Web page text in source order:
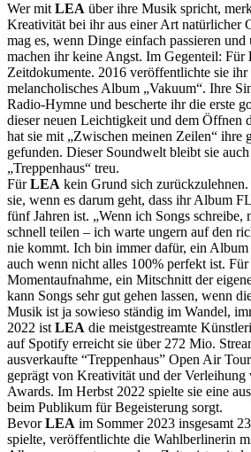
Wer mit LEA über ihre Musik spricht,
Kreativität bei ihr aus einer Art natürlicher
mag es, wenn Dinge einfach passieren und
machen ihr keine Angst. Im Gegenteil: Für
Zeitdokumente. 2016 veröffentlichte sie ihr
melancholisches Album „Vakuum“. Ihre
Radio-Hymne und bescherte ihr die erste
dieser neuen Leichtigkeit und dem Öffnen
hat sie mit „Zwischen meinen Zeilen“ ihre
gefunden. Dieser Soundwelt bleibt sie
„Treppenhaus“ treu.
FürLEA kein Grund sich
sie, wenn es darum geht, dass ihr Album
fünf Jahren ist. „Wenn ich Songs schreibe,
schnell teilen – ich warte ungern auf den
nie kommt. Ich bin immer dafür, ein Album
auch wenn nicht alles 100% perfekt ist.
Momentaufnahme, ein Mitschnitt der
kann Songs sehr gut gehen lassen, wenn
Musik ist ja sowieso ständig im Wandel,
2022 ist LEA die meistgestreamte
auf Spotify erreicht sie über 272 Mio.
ausverkaufte “Treppenhaus” Open Air
geprägt von Kreativität und der
Awards. Im Herbst 2022 spielte sie eine
beim Publikum für Begeisterung sorgt.
BevorLEA im Sommer 2023 insgesamt
spielte, veröffentlichte die Wahlberlinerin